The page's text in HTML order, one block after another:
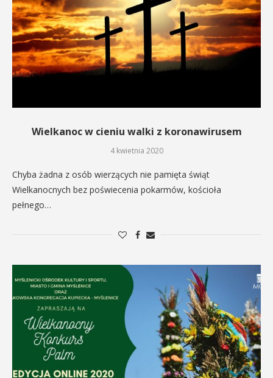
Wielkanoc w cieniu walki z koronawirusem
4 kwietnia 2020
Chyba żadna z osób wierzących nie pamięta świąt
Wielkanocnych bez poświecenia pokarmów, kościoła
pełnego…